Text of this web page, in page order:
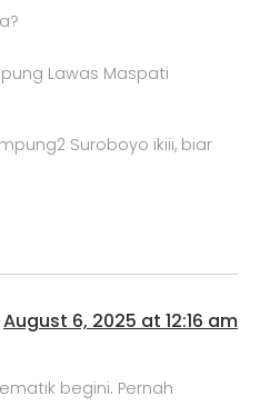
Lawas Maspati
Suroboyo ikiii, biar
August 6, 2025 at 12:16 am
begini. Pernah